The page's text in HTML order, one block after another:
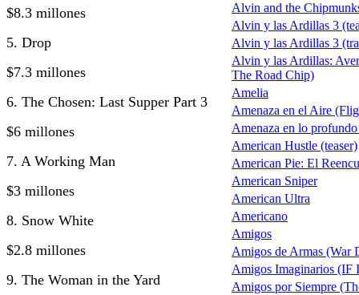
$8.3 millones
5. Drop
$7.3 millones
6. The Chosen: Last Supper Part 3
$6 millones
7. A Working Man
$3 millones
8. Snow White
$2.8 millones
9. The Woman in the Yard
Alvin and the
Alvin y las Ardillas 3
Alvin y las Ardillas 3
Alvin y las Ardillas:
The Road Chip)
Amelia
Amenaza en el Aire
Amenaza en lo
American Hustle (teaser)
American Pie: El
American Sniper
American Ultra
Americano
Amigos
Amigos de Armas (War
Amigos Imaginarios (IF
Amigos por Siempre